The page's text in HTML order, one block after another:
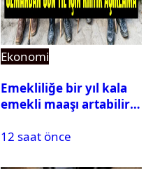
Ekonomi
Emekliliğe bir yıl kala
emekli maaşı artabilir
12 saat önce